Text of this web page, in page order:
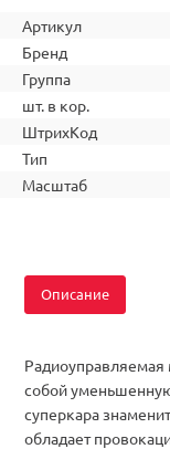
Артикул
Бренд
Группа
шт. в кор.
ШтрихКод
Тип
Масштаб
Описание
Радиоуправляемая
собой
суперкара
обладает